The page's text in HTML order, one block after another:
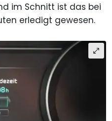
im Schnitt ist das bei
erledigt gewesen.